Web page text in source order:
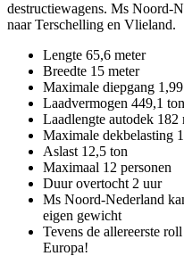
destructiewagens. Ms Noord-
naar Terschelling en Vlieland.
Lengte 65,6 meter
Breedte 15 meter
Maximale diepgang
Laadvermogen 449,1 ton
Laadlengte autodek 182
Maximale dekbelasting
Aslast 12,5 ton
Maximaal 12 personen
Duur overtocht 2 uur
Ms Noord-Nederland
eigen gewicht
Tevens de allereerste
Europa!